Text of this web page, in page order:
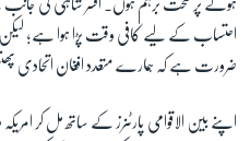
ہونے پر سخت برہم ہوں۔ افسر شاہی کی
احتساب کے لیے کافی وقت پڑا ہوا ہے؛
ضرورت ہے کہ ہمارے متعدد افغان اتحادی
اپنے بین الاقوامی پارٹنرز کے ساتھ مل کر